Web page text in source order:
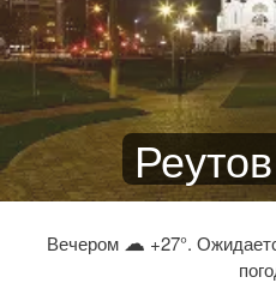
Реутов
Вечером ☁ +27°.